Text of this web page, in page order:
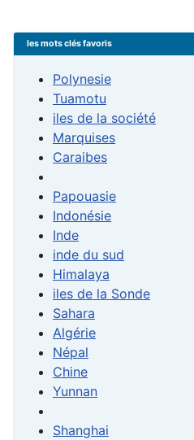
les mots clés favoris
Polynesie
Tuamotu
iles de la société
Marquises
Caraibes
Papouasie
Indonésie
Inde
inde du sud
Himalaya
iles de la Sonde
Sahara
Algérie
Népal
Chine
Yunnan
Shanghai